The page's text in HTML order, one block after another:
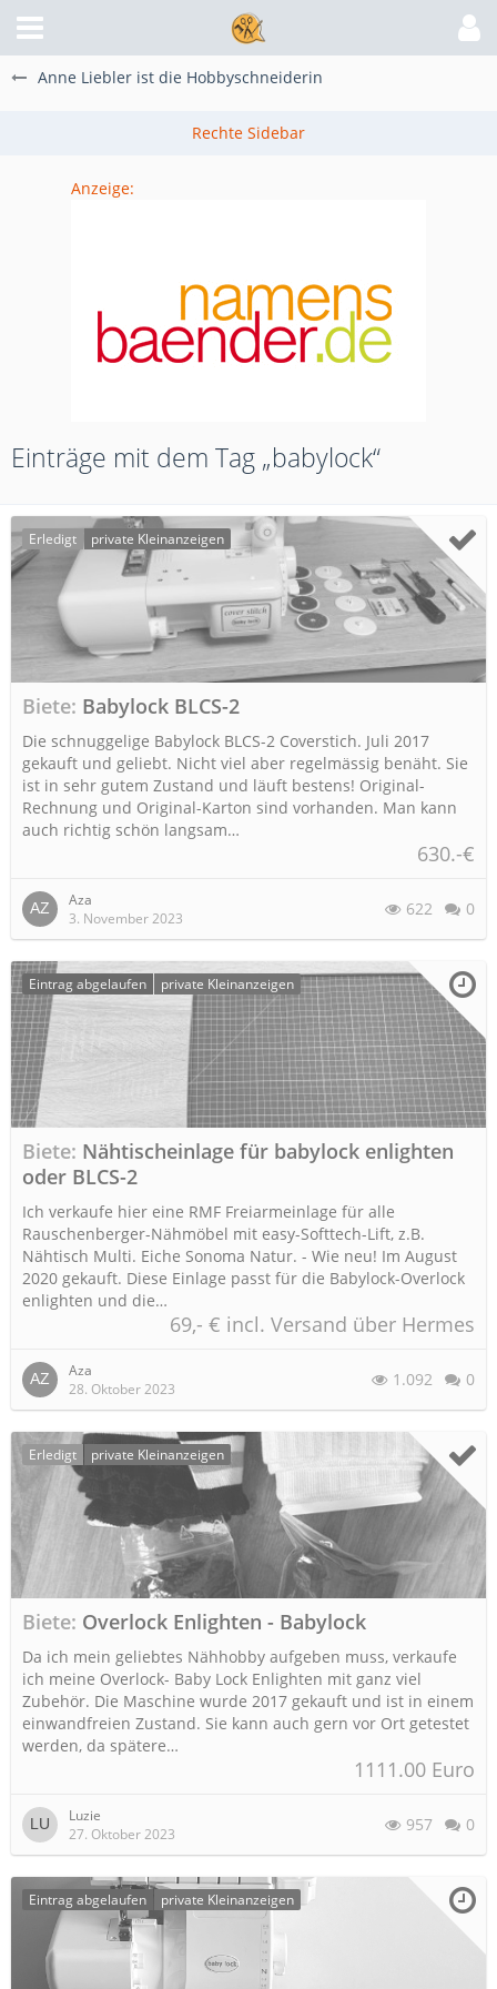
Anne Liebler ist die Hobbyschneiderin
Anzeige:
Einträge mit dem Tag „babylock“
Erledigt private Kleinanzeigen
Biete Babylock BLCS-2
Die schnuggelige Babylock BLCS-2 Coverstich. Juli 2017
gekauft und geliebt. Nicht viel aber regelmässig benäht. Sie
ist in sehr gutem Zustand und läuft bestens! Original-
Rechnung und Original-Karton sind vorhanden. Man kann
auch richtig schön langsam…
630.-€
Aza
3. November 2023
622 0
Eintrag abgelaufen private Kleinanzeigen
Biete Nähtischeinlage für babylock enlighten
oder BLCS-2
Ich verkaufe hier eine RMF Freiarmeinlage für alle
Rauschenberger-Nähmöbel mit easy-Softtech-Lift, z.B.
Nähtisch Multi. Eiche Sonoma Natur. - Wie neu! Im August
2020 gekauft. Diese Einlage passt für die Babylock-Overlock
enlighten und die…
69,- € incl. Versand über Hermes
Aza
28. Oktober 2023
1.092 0
Erledigt private Kleinanzeigen
Biete Overlock Enlighten - Babylock
Da ich mein geliebtes Nähhobby aufgeben muss, verkaufe
ich meine Overlock- Baby Lock Enlighten mit ganz viel
Zubehör. Die Maschine wurde 2017 gekauft und ist in einem
einwandfreien Zustand. Sie kann auch gern vor Ort getestet
werden, da spätere…
1111.00 Euro
Luzie
27. Oktober 2023
957 0
Eintrag abgelaufen private Kleinanzeigen